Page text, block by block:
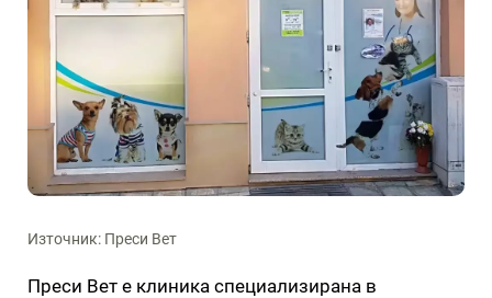
Източник: Преси Вет
Преси Вет е клиника специализирана в